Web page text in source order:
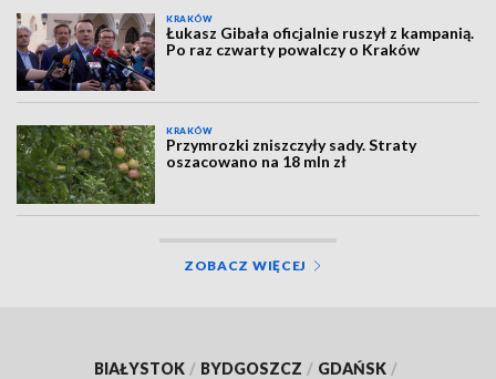
KRAKÓW
Łukasz Gibała oficjalnie ruszył z kampanią.
Po raz czwarty powalczy o Kraków
KRAKÓW
Przymrozki zniszczyły sady. Straty
oszacowano na 18 mln zł
ZOBACZ WIĘCEJ
BIAŁYSTOK / BYDGOSZCZ / GDAŃSK /